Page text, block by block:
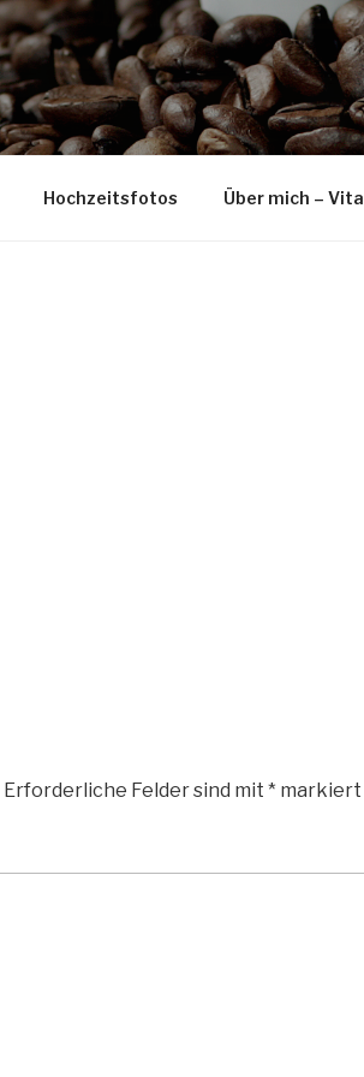
Hochzeitsfotos Über mich – Vita
Erforderliche Felder sind mit * markiert